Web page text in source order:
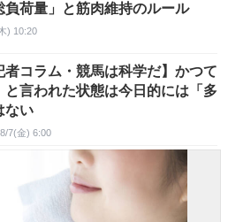
負荷量」と筋肉維持のルール
) 10:20
者コラム・競馬は科学だ】かつて
と言われた状態は今日的には「多
ない
8/7(金) 6:00